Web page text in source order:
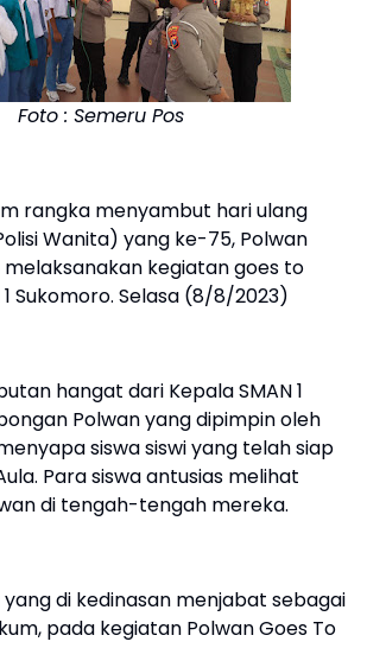
Foto : Semeru Pos
rangka menyambut hari ulang
Wanita) yang ke-75, Polwan
kegiatan goes to
Sukomoro. Selasa (8/8/2023)
hangat dari Kepala SMAN 1
Polwan yang dipimpin oleh
siswa siswi yang telah siap
Para siswa antusias melihat
di tengah-tengah mereka.
di kedinasan menjabat sebagai
pada kegiatan Polwan Goes To